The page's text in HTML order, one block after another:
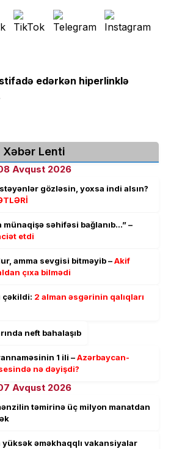
edərkən hiperlinklə
Xəbər Lenti
Avqust 2026
gözləsin, yoxsa indi alsın?
münaqişə səhifəsi bağlanıb…” –
etdi
amma sevgisi bitməyib –Akif
çıxa bilmədi
çəkildi: 2 alman əsgərinin qalıqları
neft bahalaşıb
1 ili –Azərbaycan-
nə dəyişdi?
Avqust 2026
təmirinə üç milyon manatdan
əməkhaqqlı vakansiyalar